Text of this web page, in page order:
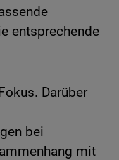
entsprechende
Darüber
bei
mit